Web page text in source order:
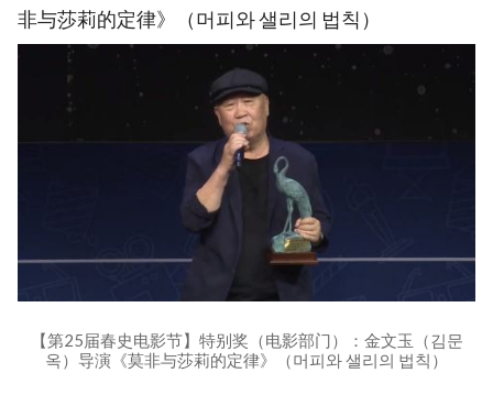
非与莎莉的定律》（머피와 샐리의 법칙）
【第25届春史电影节】特别奖（电影部门）：金文玉（김문
옥）导演《莫非与莎莉的定律》（머피와 샐리의 법칙）